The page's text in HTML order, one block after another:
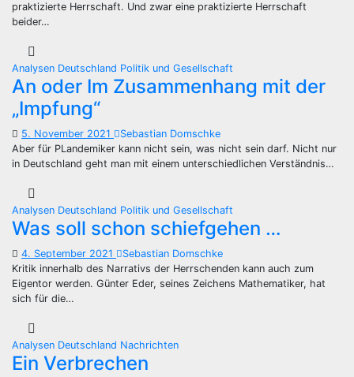
praktizierte Herrschaft. Und zwar eine praktizierte Herrschaft
beider…
Analysen Deutschland Politik und Gesellschaft
An oder Im Zusammenhang mit der
„Impfung“
5. November 2021
Sebastian Domschke
Aber für PLandemiker kann nicht sein, was nicht sein darf. Nicht nur
in Deutschland geht man mit einem unterschiedlichen Verständnis…
Analysen Deutschland Politik und Gesellschaft
Was soll schon schiefgehen …
4. September 2021
Sebastian Domschke
Kritik innerhalb des Narrativs der Herrschenden kann auch zum
Eigentor werden. Günter Eder, seines Zeichens Mathematiker, hat
sich für die…
Analysen Deutschland Nachrichten
Ein Verbrechen